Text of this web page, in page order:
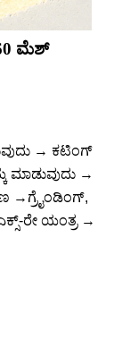
ಮೆಶ್
→ ಕಟಿಂಗ್
ಮಾಡುವುದು →
→ಗ್ರೈಂಡಿಂಗ್,
ರೇ ಯಂತ್ರ →